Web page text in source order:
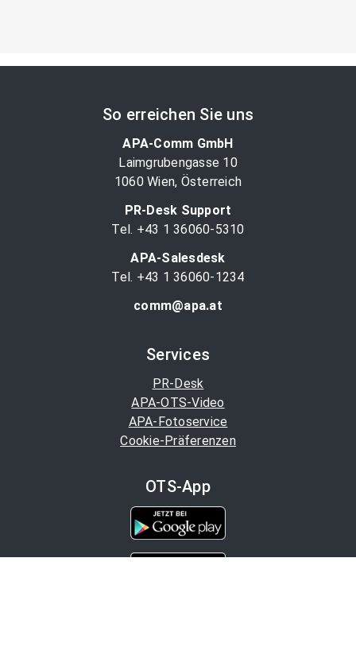
So erreichen Sie uns
APA-Comm GmbH
Laimgrubengasse 10
1060 Wien, Österreich
PR-Desk Support
Tel. +43 1 36060-5310
APA-Salesdesk
Tel. +43 1 36060-1234
comm@apa.at
Services
PR-Desk
APA-OTS-Video
APA-Fotoservice
Cookie-Präferenzen
OTS-App